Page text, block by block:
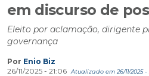
em discurso de
Eleito por aclamação, dirigente
governança
Por Enio Biz
26/11/2025 - 21:06
Atualizado em 26/11/2025 -